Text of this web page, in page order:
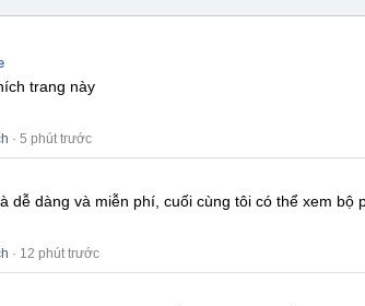
trang này
· 5 phút trước
dễ dàng và miễn phí, cuối cùng tôi có thể xem bộ
· 12 phút trước